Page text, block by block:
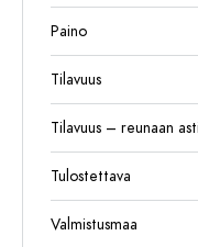
Paino
Tilavuus
Tilavuus – reunaan asti
Tulostettava
Valmistusmaa